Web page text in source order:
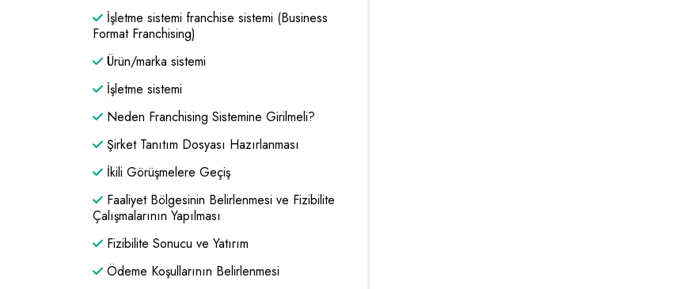
İşletme sistemi franchise sistemi (Business
Format Franchising)
Ürün/marka sistemi
İşletme sistemi
Neden Franchising Sistemine Girilmeli?
Şirket Tanıtım Dosyası Hazırlanması
İkili Görüşmelere Geçiş
Faaliyet Bölgesinin Belirlenmesi ve Fizibilite
Çalışmalarının Yapılması
Fizibilite Sonucu ve Yatırım
Ödeme Koşullarının Belirlenmesi